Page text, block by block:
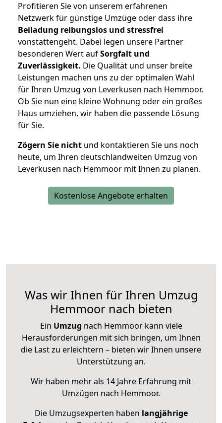
Profitieren Sie von unserem erfahrenen
Netzwerk für günstige Umzüge oder dass ihre
Beiladung reibungslos und stressfrei
vonstattengeht. Dabei legen unsere Partner
besonderen Wert aufSorgfalt und
Zuverlässigkeit. Die Qualität und unser breite
Leistungen machen uns zu der optimalen Wahl
für Ihren Umzug von Leverkusen nach Hemmoor.
Ob Sie nun eine kleine Wohnung oder ein großes
Haus umziehen, wir haben die passende Lösung
für Sie.
Zögern Sie nicht und kontaktieren Sie uns noch
heute, um Ihren deutschlandweiten Umzug von
Leverkusen nach Hemmoor mit Ihnen zu planen.
Kostenlose Angebote erhalten
Was wir Ihnen für Ihren Umzug
Hemmoor nach bieten
Ein Umzug nach Hemmoor kann viele
Herausforderungen mit sich bringen, um Ihnen
die Last zu erleichtern – bieten wir Ihnen unsere
Unterstützung an.
Wir haben mehr als 14 Jahre Erfahrung mit
Umzügen nach Hemmoor.
Die Umzugsexperten haben langjährige